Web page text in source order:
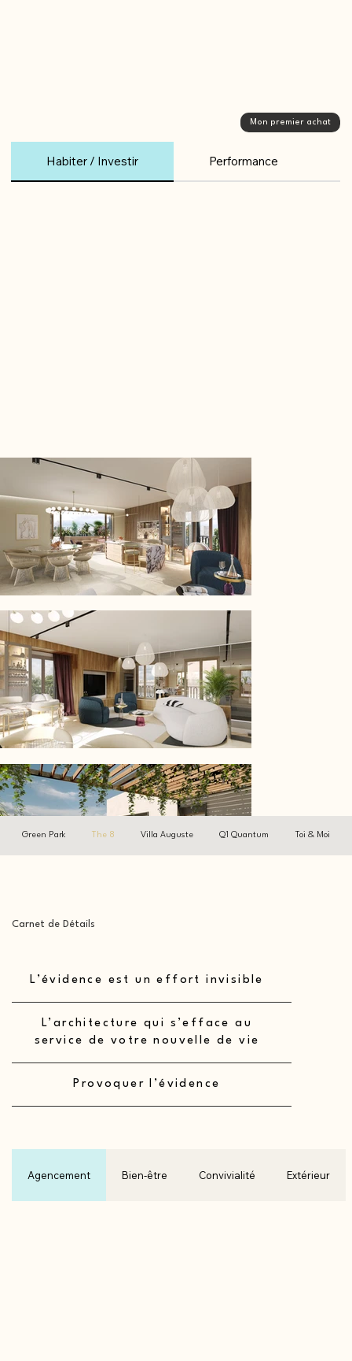
Mon premier achat
Habiter / Investir Performance
Green Park The 8 Villa Auguste Q1 Quantum Toi & Moi
Carnet de Détails
L’évidence est un effort invisible
L’architecture qui s’efface au
service de votre nouvelle de vie
Provoquer l’évidence
Agencement Bien-être Convivialité Extérieur